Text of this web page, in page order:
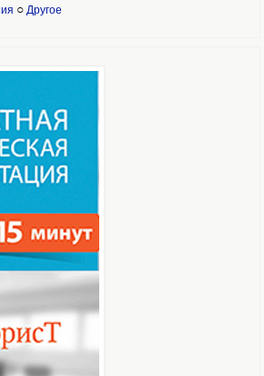
○ Другое